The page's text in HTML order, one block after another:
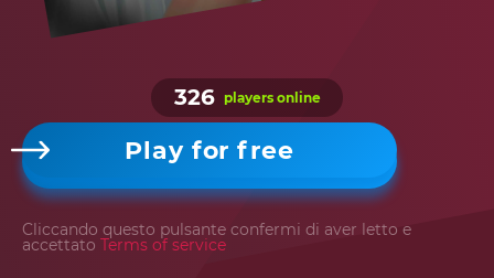
326 players online
Play for free
Cliccando questo pulsante confermi di aver letto e
accettato Terms of service